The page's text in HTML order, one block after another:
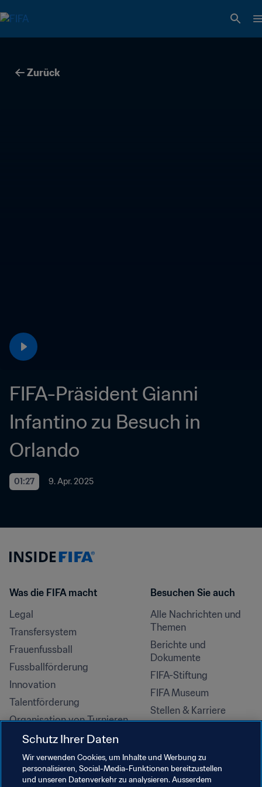
Zurück
FIFA-Präsident Gianni
Infantino zu Besuch in
Orlando
01:27 9. Apr. 2025
Was die FIFA macht
Legal
Transfersystem
Frauenfussball
Fussballförderung
Innovation
Talentförderung
Organisation von Turnieren
Nachhaltigkeit
Menschenrechte und
Antidiskriminierung
Besuchen Sie auch
Alle Nachrichten und
Themen
Berichte und
Dokumente
FIFA-Stiftung
FIFA Museum
Stellen & Karriere
Schutz Ihrer Daten
Wir verwenden Cookies, um Inhalte und Werbung zu
personalisieren, Social-Media-Funktionen bereitzustellen
und unseren Datenverkehr zu analysieren. Ausserdem